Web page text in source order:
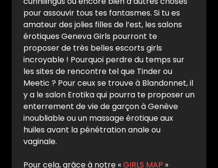
pour assouvir tous tes fantasmes. Si tu es
amateur des jolies filles de l’est, les salons
érotiques Geneva Girls pourront te
proposer de très belles escorts girls
incroyable ! Pourquoi perdre du temps sur
les sites de rencontre tel que Tinder ou
Meetic ? Pour ceux se trouve à Blandonnet, il
y a le salon Erotika qui pourra te proposer un
enterrement de vie de garçon à Genève
inoubliable ou un massage érotique aux
huiles avant la pénétration anale ou
vaginale.
Pour cela, grâce à notre «GIRLS MAP »